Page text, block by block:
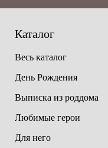
Каталог
Весь каталог
День Рождения
Выписка из роддома
Любимые герои
Для него